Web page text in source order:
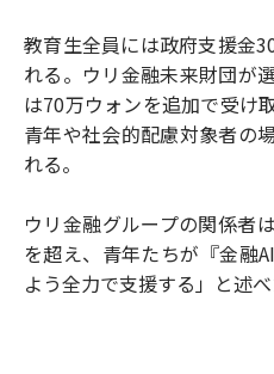
教育生全員には政府支援金
れる。ウリ金融未来財団が
は70万ウォンを追加で受け
青年や社会的配慮対象者の
れる。
ウリ金融グループの関係者
を超え、青年たちが『金融
よう全力で支援する」と述べ